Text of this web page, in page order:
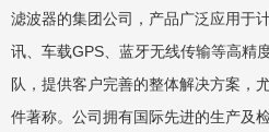
滤波器的集团公司，产品广泛应用于
讯、车载GPS、蓝牙无线传输等高精
队，提供客户完善的整体解决方案，
件著称。公司拥有国际先进的生产及